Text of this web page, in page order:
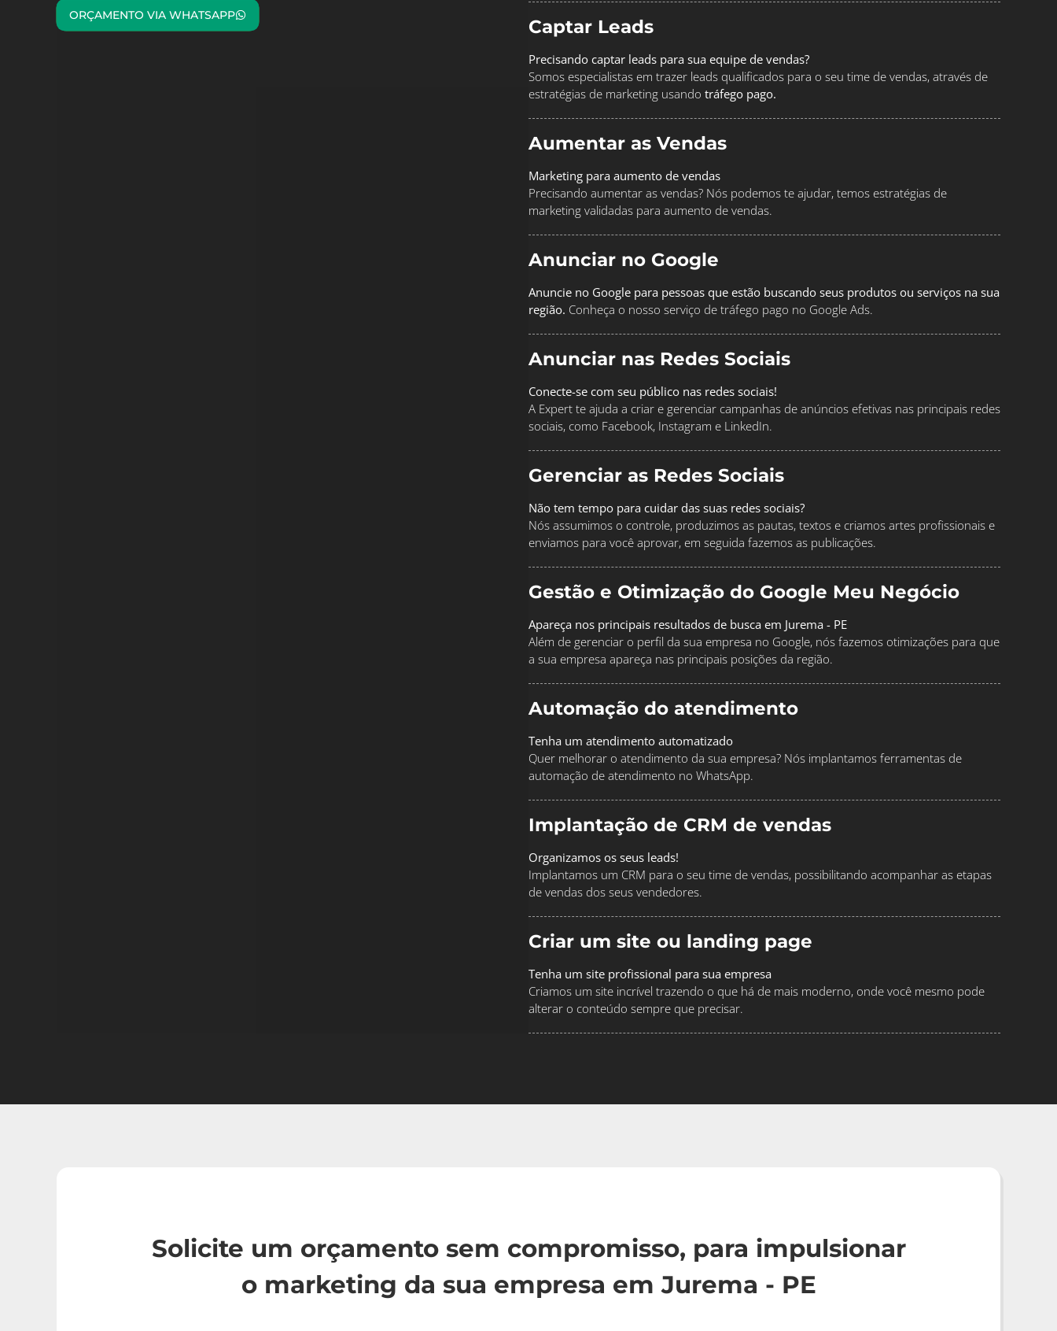
ORÇAMENTO VIA WHATSAPP
Captar Leads
Precisando captar leads para sua equipe de vendas?
Somos especialistas em trazer leads qualificados para o seu time de vendas, através de
estratégias de marketing usando tráfego pago.
Aumentar as Vendas
Marketing para aumento de vendas
Precisando aumentar as vendas? Nós podemos te ajudar, temos estratégias de
marketing validadas para aumento de vendas.
Anunciar no Google
Anuncie no Google para pessoas que estão buscando seus produtos ou serviços na sua
região. Conheça o nosso serviço de tráfego pago no Google Ads.
Anunciar nas Redes Sociais
Conecte-se com seu público nas redes sociais!
A Expert te ajuda a criar e gerenciar campanhas de anúncios efetivas nas principais redes
sociais, como Facebook, Instagram e LinkedIn.
Gerenciar as Redes Sociais
Não tem tempo para cuidar das suas redes sociais?
Nós assumimos o controle, produzimos as pautas, textos e criamos artes profissionais e
enviamos para você aprovar, em seguida fazemos as publicações.
Gestão e Otimização do Google Meu Negócio
Apareça nos principais resultados de busca em Jurema - PE
Além de gerenciar o perfil da sua empresa no Google, nós fazemos otimizações para que
a sua empresa apareça nas principais posições da região.
Automação do atendimento
Tenha um atendimento automatizado
Quer melhorar o atendimento da sua empresa? Nós implantamos ferramentas de
automação de atendimento no WhatsApp.
Implantação de CRM de vendas
Organizamos os seus leads!
Implantamos um CRM para o seu time de vendas, possibilitando acompanhar as etapas
de vendas dos seus vendedores.
Criar um site ou landing page
Tenha um site profissional para sua empresa
Criamos um site incrível trazendo o que há de mais moderno, onde você mesmo pode
alterar o conteúdo sempre que precisar.
Solicite um orçamento sem compromisso, para impulsionar
o marketing da sua empresa em Jurema - PE